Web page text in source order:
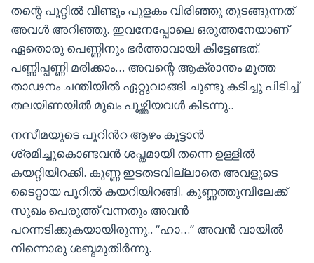
തന്റെ പൂറ്റിൽ വീണ്ടും പുളകം വിരിഞ്ഞു തുടങ്ങുന്നത്
അവൾ അറിഞ്ഞു. ഇവനേപ്പോലെ ഒരുത്തനേയാണ്
ഏതൊരു പെണ്ണിനും ഭർത്താവായി കിട്ടേണ്ടത്.
പണ്ണിപ്പണ്ണി മരിക്കാം… അവന്റെ ആക്രാന്തം മൂത്ത
താഢനം ചന്തിയിൽ ഏറ്റുവാങ്ങി ചുണ്ടു കടിച്ചു പിടിച്ച്
തലയിണയിൽ മുഖം പൂഴ്ത്തിയവൾ കിടന്നു..
നസീമയുടെ പൂറിൻറ ആഴം കൂട്ടാൻ
ശ്രമിച്ചുകൊണ്ടവൻ ശപ്തമായി തന്നെ ഉള്ളിൽ
കയറ്റിയിറക്കി. കുണ്ണ ഇടതടവില്ലാതെ അവളുടെ
ടൈറ്റായ പൂറിൽ കയറിയിറങ്ങി. കുണ്ണത്തുമ്പിലേക്ക്
സുഖം പെരുത്ത് വന്നതും അവൻ
പറന്നടിക്കുകയായിരുന്നു.. “ഹാ…” അവൻ വായിൽ
നിന്നൊരു ശബ്ദമുതിർന്നു.